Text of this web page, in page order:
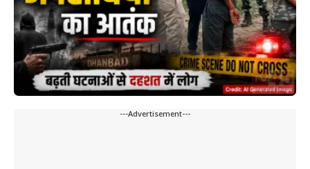
---Advertisement---